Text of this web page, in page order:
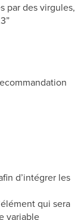
par des virgules,
d’intégrer les
qui sera
variable